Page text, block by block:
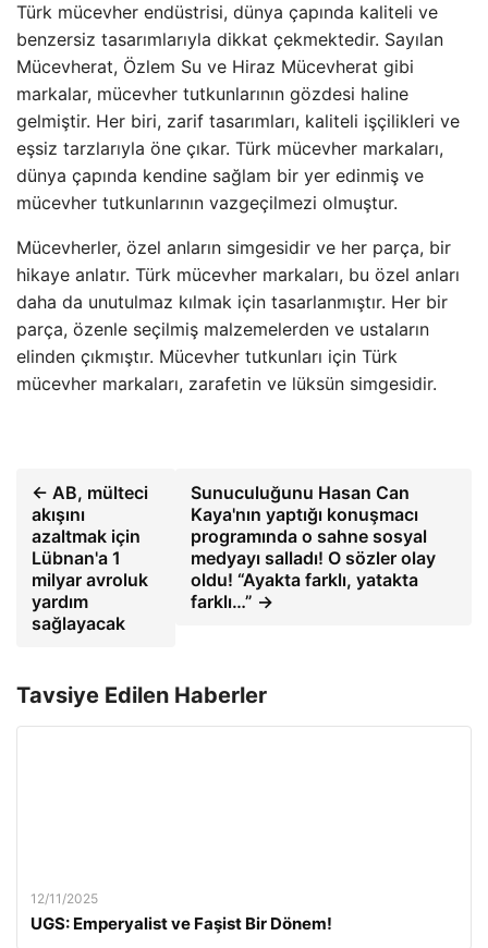
Türk mücevher endüstrisi, dünya çapında kaliteli ve
benzersiz tasarımlarıyla dikkat çekmektedir. Sayılan
Mücevherat, Özlem Su ve Hiraz Mücevherat gibi
markalar, mücevher tutkunlarının gözdesi haline
gelmiştir. Her biri, zarif tasarımları, kaliteli işçilikleri ve
eşsiz tarzlarıyla öne çıkar. Türk mücevher markaları,
dünya çapında kendine sağlam bir yer edinmiş ve
mücevher tutkunlarının vazgeçilmezi olmuştur.
Mücevherler, özel anların simgesidir ve her parça, bir
hikaye anlatır. Türk mücevher markaları, bu özel anları
daha da unutulmaz kılmak için tasarlanmıştır. Her bir
parça, özenle seçilmiş malzemelerden ve ustaların
elinden çıkmıştır. Mücevher tutkunları için Türk
mücevher markaları, zarafetin ve lüksün simgesidir.
← AB, mülteci
akışını
azaltmak için
Lübnan'a 1
milyar avroluk
yardım
sağlayacak
Sunuculuğunu Hasan Can
Kaya'nın yaptığı konuşmacı
programında o sahne sosyal
medyayı salladı! O sözler olay
oldu! “Ayakta farklı, yatakta
farklı…” →
Tavsiye Edilen Haberler
12/11/2025
UGS: Emperyalist ve Faşist Bir Dönem!